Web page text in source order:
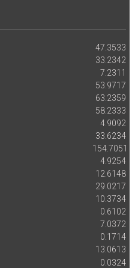
47.3533
33.2342
7.2311
53.9717
63.2359
58.2333
4.9092
33.6234
154.7051
4.9254
12.6148
29.0217
10.3734
0.6102
7.0372
0.1714
13.0613
0.0324